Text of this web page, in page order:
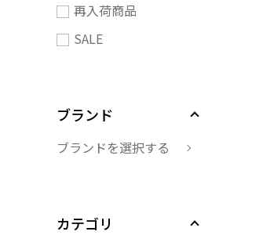
再入荷商品
SALE
ブランド
ブランドを選択する
カテゴリ